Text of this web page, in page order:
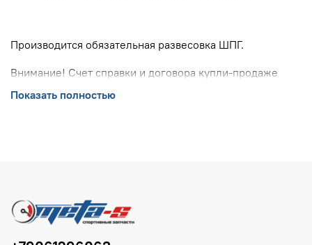
Производится обязательная развесовка ШПГ.
Внимание! Счет справки и договора купли-продаже
оформления блока.
Показать полностью